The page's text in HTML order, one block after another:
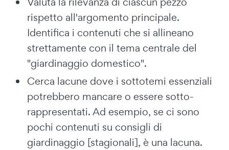
rispetto all'argomento principale.
Identifica i contenuti che si allineano
strettamente con il tema centrale del
"giardinaggio domestico".
Cerca lacune dove i sottotemi essenziali
potrebbero mancare o essere sotto-
rappresentati. Ad esempio, se ci sono
pochi contenuti su consigli di
giardinaggio [stagionali], è una lacuna.